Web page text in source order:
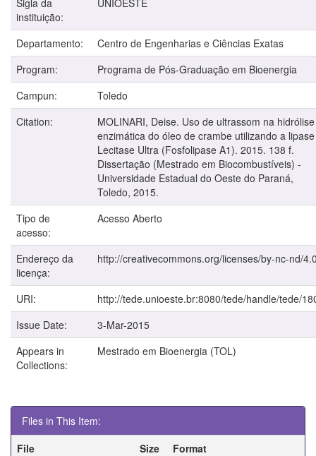
instituição:
Departamento:
Centro de Engenharias e Ciências Exatas
Program:
Programa de Pós-Graduação em Bioenergia
Campun:
Toledo
Citation:
MOLINARI, Deise. Uso de ultrassom na hidrólise
enzimática do óleo de crambe utilizando a lipase
Lecitase Ultra (Fosfolipase A1). 2015. 138 f.
Dissertação (Mestrado em Biocombustíveis) -
Universidade Estadual do Oeste do Paraná,
Toledo, 2015.
Tipo de
acesso:
Acesso Aberto
Endereço da
licença:
http://creativecommons.org/licenses/by-nc-nd/
URI:
http://tede.unioeste.br:8080/tede/handle/tede/
Issue Date:
3-Mar-2015
Appears in
Collections:
Mestrado em Bioenergia (TOL)
Files in This Item:
File
Size
Format